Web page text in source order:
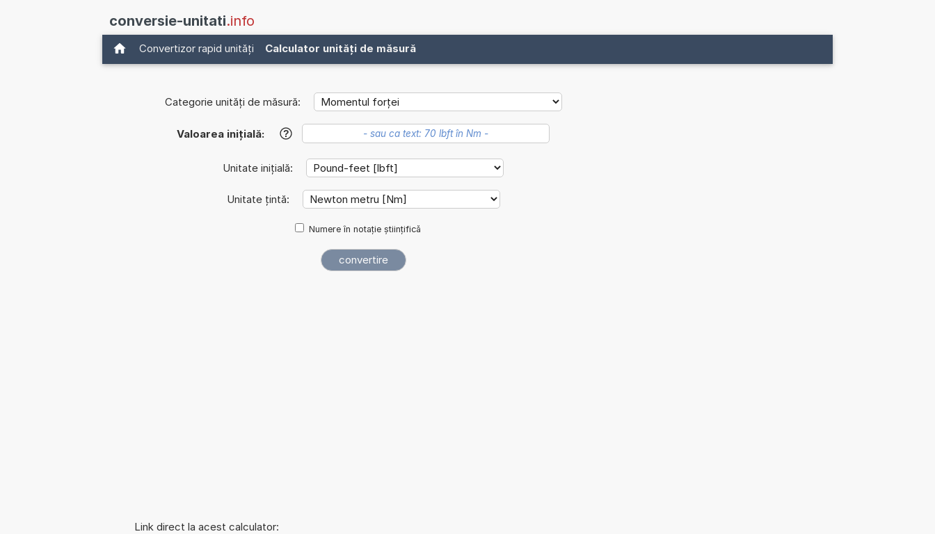
conversie-unitati.info
Convertizor rapid unități Calculator unități de măsură
Categorie unități de măsură:
Valoarea inițială: ?
Unitate inițială:
Unitate țintă:
Numere în notație științifică
Link direct la acest calculator: